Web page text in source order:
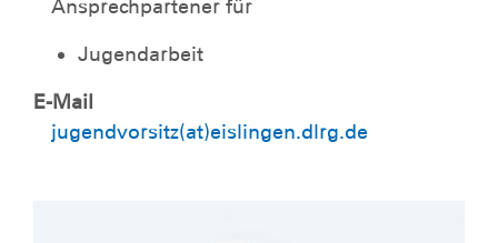
Ansprechpartener für
Jugendarbeit
E-Mail
jugendvorsitz(at)eislingen.dlrg.de